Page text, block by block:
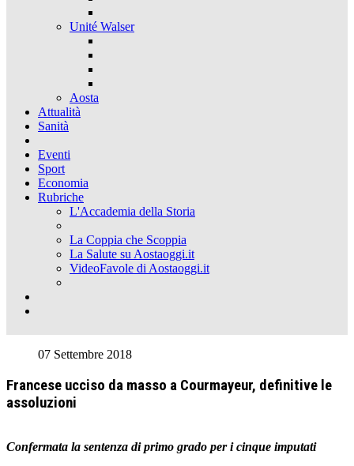
Unité Walser
Aosta
Attualità
Sanità
Eventi
Sport
Economia
Rubriche
L'Accademia della Storia
La Coppia che Scoppia
La Salute su Aostaoggi.it
VideoFavole di Aostaoggi.it
07 Settembre 2018
Francese ucciso da masso a Courmayeur, definitive le
assoluzioni
Confermata la sentenza di primo grado per i cinque imputati